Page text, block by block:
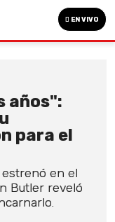
EN VIVO
años":
para el
estrenó en el
Butler reveló